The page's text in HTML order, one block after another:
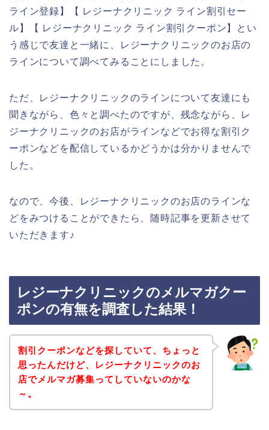
ライン登録】【 レジーナクリニック ライン割引セー
ル】【 レジーナクリニック ライン割引クーポン】とい
う感じで友達と一緒に、レジーナクリニックのお店の
ラインについて調べてみることにしました。
ただ、レジーナクリニックのラインについて友達にも
聞きながら、色々と調べたのですが、残念ながら、レ
ジーナクリニックのお店がラインなどでお得な割引ク
ーポンなどを配信しているかどうかは分かりませんで
した。
なので、今後、レジーナクリニックのお店のラインな
どをみつけることができたら、随時記事を更新させて
いただきます♪
レジーナクリニックのメルマガクー
ポンの有無を調査した結果！
割引クーポンなどを探していて、ちょっと
思ったんだけど、レジーナクリニックのお
店でメルマガ募集ってしていないのかな
～。